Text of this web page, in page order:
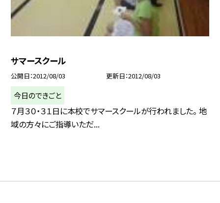
サマースクール
公開日 2012/08/03 更新日 2012/08/03
今日のできごと
７月３０・３１日に本校でサマースクールが行われました。 地
域の方々にご指導いただ...